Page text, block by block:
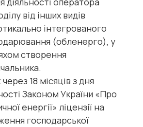
від інших видів
інтегрованого
(обленерго), у
створення
18 місяців з дня
Законом України «Про
енергії» ліцензії на
господарської